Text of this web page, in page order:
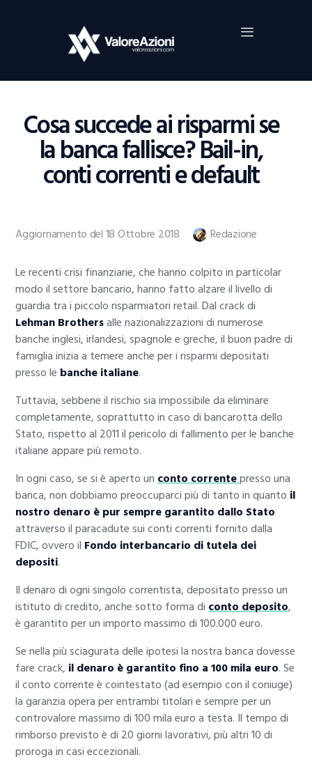
Cosa succede ai risparmi se
la banca fallisce? Bail-in,
conti correnti e default
Home
Investimenti
Borsa
Guide Al Trading
Criptovalute
Aggiornamento del 18 Ottobre 2018 Redazione
Le recenti crisi finanziarie, che hanno colpito in particolar
modo il settore bancario, hanno fatto alzare il livello di
guardia tra i piccolo risparmiatori retail. Dal crack di
Lehman Brothersalle nazionalizzazioni di numerose
banche inglesi, irlandesi, spagnole e greche, il buon padre di
famiglia inizia a temere anche per i risparmi depositati
presso le banche italiane.
Tuttavia, sebbene il rischio sia impossibile da eliminare
completamente, soprattutto in caso di bancarotta dello
Stato, rispetto al 2011 il pericolo di fallimento per le banche
italiane appare più remoto.
In ogni caso, se si è aperto unconto correntepresso una
banca, non dobbiamo preoccuparci più di tanto in quanto il
nostro denaro è pur sempre garantito dallo Stato
attraverso il paracadute sui conti correnti fornito dalla
FDIC, ovvero il Fondo interbancario di tutela dei
depositi.
Il denaro di ogni singolo correntista, depositato presso un
istituto di credito, anche sotto forma diconto deposito,
è garantito per un importo massimo di 100.000 euro.
Se nella più sciagurata delle ipotesi la nostra banca dovesse
fare crack, il denaro è garantito fino a 100 mila euro. Se
il conto corrente è cointestato (ad esempio con il coniuge)
la garanzia opera per entrambi titolari e sempre per un
controvalore massimo di 100 mila euro a testa. Il tempo di
rimborso previsto è di 20 giorni lavorativi, più altri 10 di
proroga in casi eccezionali.